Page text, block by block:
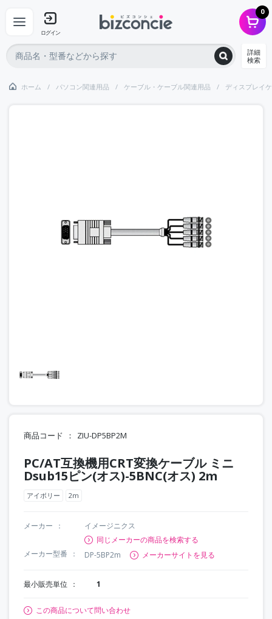
ログイン
0
詳細
検索
ホーム パソコン関連用品 ケーブル・ケーブル関連用品 ディスプレイ
商品コード ZIU-DP5BP2M
PC/AT互換機用CRT変換ケーブル ミニ
Dsub15ピン(オス)-5BNC(オス) 2m
アイボリー 2m
メーカー
イメージニクス
同じメーカーの商品を検索する
メーカー型番
DP-5BP2m メーカーサイトを見る
最小販売単位 1
この商品について問い合わせ